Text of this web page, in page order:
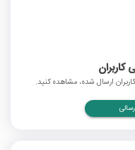
ارسال شده، مشاهده کنید.